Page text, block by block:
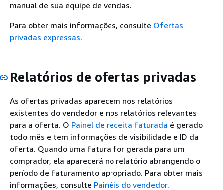
manual de sua equipe de vendas.
Para obter mais informações, consulte Ofertas
privadas expressas.
Relatórios de ofertas privadas
As ofertas privadas aparecem nos relatórios
existentes do vendedor e nos relatórios relevantes
para a oferta. O Painel de receita faturada é gerado
todo mês e tem informações de visibilidade e ID da
oferta. Quando uma fatura for gerada para um
comprador, ela aparecerá no relatório abrangendo o
período de faturamento apropriado. Para obter mais
informações, consulte Painéis do vendedor.